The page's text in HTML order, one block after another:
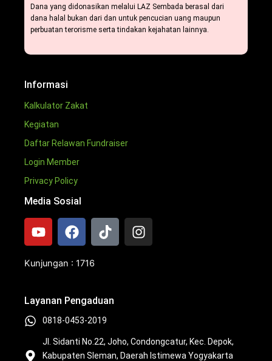
Dana yang didonasikan melalui LAZ Sembada berasal dari
dana halal bukan dari dan untuk pencucian uang maupun
perbuatan terorisme serta tindakan kejahatan lainnya.
Informasi
Kalkulator Zakat
Kegiatan
Daftar Relawan Fundraiser
Login Member
Privacy Policy
Media Sosial
Y
o
t
e
F
a
e
o
k
T
i
I
n
m
Kunjungan : 1716
Layanan Pengaduan
0818-0453-2019
Jl. Sidanti No.22, Joho, Condongcatur, Kec. Depok,
Kabupaten Sleman, Daerah Istimewa Yogyakarta